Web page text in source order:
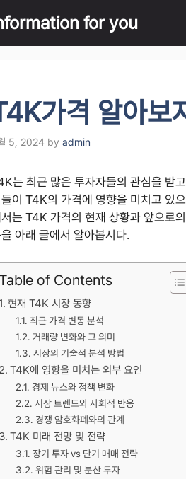
for you
가격 알아보
5, 2024 by admin
는 최근 많은 투자자들의 관심을 받
이 T4K의 가격에 영향을 미치고 있
는 T4K 가격의 현재 상황과 앞으로
아래 글에서 알아봅시다.
of Contents
현재 T4K 시장 동향
최근 가격 변동 분석
거래량 변화와 그 의미
시장의 기술적 분석 방법
T4K에 영향을 미치는 외부 요인
경제 뉴스와 정책 변화
시장 트렌드와 사회적 반응
경쟁 암호화폐와의 관계
T4K 미래 전망 및 전략
장기 투자 vs 단기 매매 전략
위험 관리 및 분산 투자